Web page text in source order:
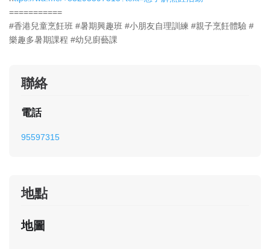
===========
#香港兒童烹飪班 #暑期興趣班 #小朋友自理訓練 #親子烹飪體驗 #
樂趣多暑期課程 #幼兒廚藝課
聯絡
電話
95597315
地點
地圖